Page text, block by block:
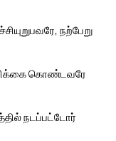
நற்பேறு
கொண்டவரே
நடப்பட்டோர்